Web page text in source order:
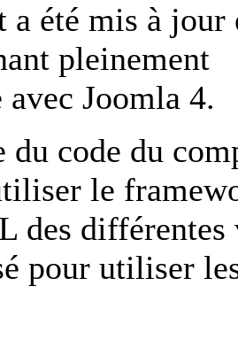
a été mis à jour
pleinement
Joomla 4.
du code du
le
des différentes
pour utiliser